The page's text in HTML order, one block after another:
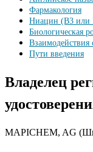
Фармакология
Ниацин (B3 или
Биологическая
Пути введения
Владелец
MAPICHEM, AG